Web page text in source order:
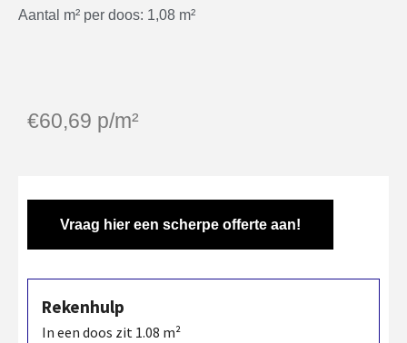
Aantal m² per doos: 1,08 m²
€60,69 p/m²
Vraag hier een scherpe offerte aan!
Rekenhulp
In een doos zit 1.08 m²